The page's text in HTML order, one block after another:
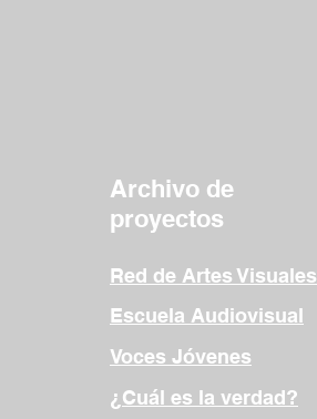
Archivo de
proyectos
Red de Artes Visuales
Escuela Audiovisual
Voces Jóvenes
¿Cuál es la verdad?